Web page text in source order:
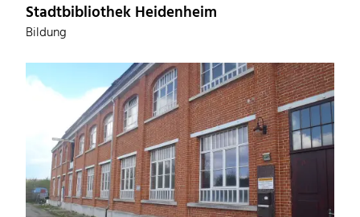
Stadtbibliothek Heidenheim
Bildung